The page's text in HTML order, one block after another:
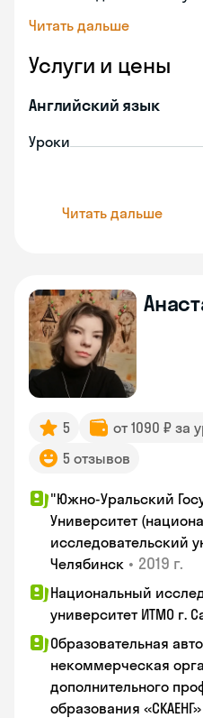
Читать дальше
Услуги и цены
Английский язык
Уроки
Читать дальше
5 от 1090 ₽ за
5 отзывов
"Южно-Уральский
Университет
исследовательский
Челябинск • 2019 г.
Национальный
университет ИТМО г.
Образовательная
некоммерческая
дополнительного
образования